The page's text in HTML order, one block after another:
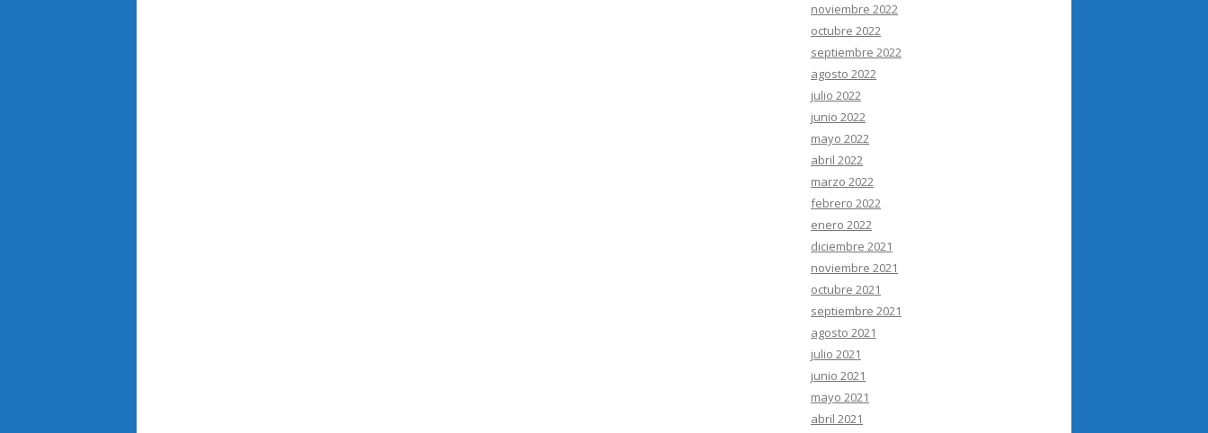
noviembre 2022
octubre 2022
septiembre 2022
agosto 2022
julio 2022
junio 2022
mayo 2022
abril 2022
marzo 2022
febrero 2022
enero 2022
diciembre 2021
noviembre 2021
octubre 2021
septiembre 2021
agosto 2021
julio 2021
junio 2021
mayo 2021
abril 2021